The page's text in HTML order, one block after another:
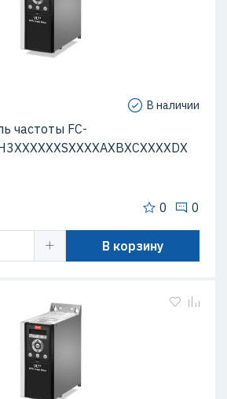
В наличии
частоты FC-
0 0
В корзину